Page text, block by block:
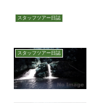
スタッフツアー日誌
スタッフツアー日誌